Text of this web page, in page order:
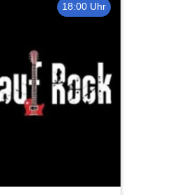
18:00 Uhr